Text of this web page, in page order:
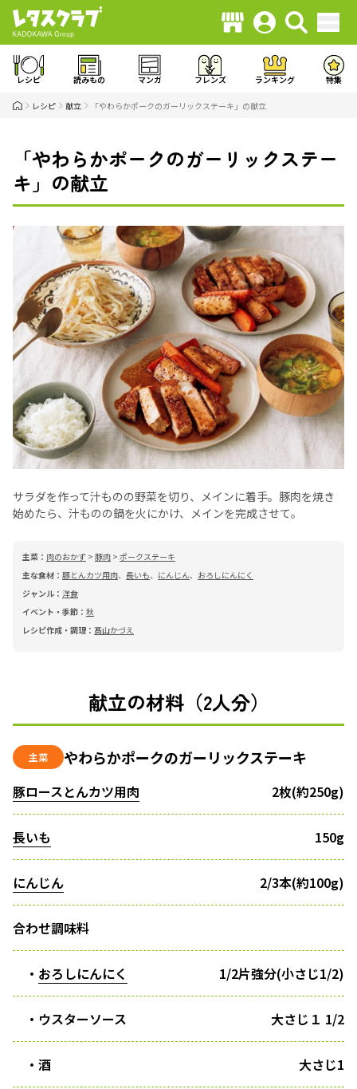
レシピ 読みもの マンガ フレンズ ランキング 特集
レシピ 献立 「やわらかポークのガーリックステーキ」の献立
「やわらかポークのガーリックステー
キ」の献立
サラダを作って汁ものの野菜を切り、メインに着手。豚肉を焼き
始めたら、汁ものの鍋を火にかけ、メインを完成させて。
主菜： 肉のおかず > 豚肉 > ポークステーキ
主な食材： 豚とんカツ用肉、 長いも、 にんじん、 おろしにんにく
ジャンル： 洋食
イベント・季節： 秋
レシピ作成・調理： 髙山かづえ
献立の材料（2人分）
主菜 やわらかポークのガーリックステーキ
豚ロースとんカツ用肉 2枚(約250g)
長いも 150g
にんじん 2/3本(約100g)
合わせ調味料
・ おろしにんにく 1/2片強分(小さじ1/2)
・ウスターソース 大さじ１ 1/2
・酒 大さじ1